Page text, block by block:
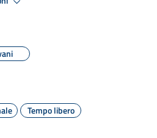
Tempo libero